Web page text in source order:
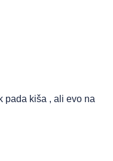
pada kiša , ali evo na